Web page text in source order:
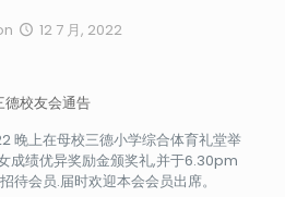
12 7 月, 2022
德校友会通告
晚上在母校三德小学综合体育礼堂举
成绩优异奖励金颁奖礼,并于6.30pm
待会员.届时欢迎本会会员出席。